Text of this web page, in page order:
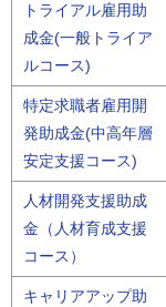
トライアル雇用助
成金(一般トライア
ルコース)
特定求職者雇用開
発助成金(中高年層
安定支援コース)
人材開発支援助成
金（人材育成支援
コース）
キャリアアップ助